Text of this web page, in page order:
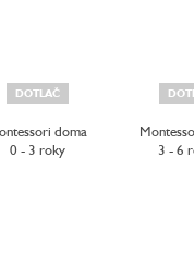
DOTLAČ
doma
0 - 3 roky
3 - 6